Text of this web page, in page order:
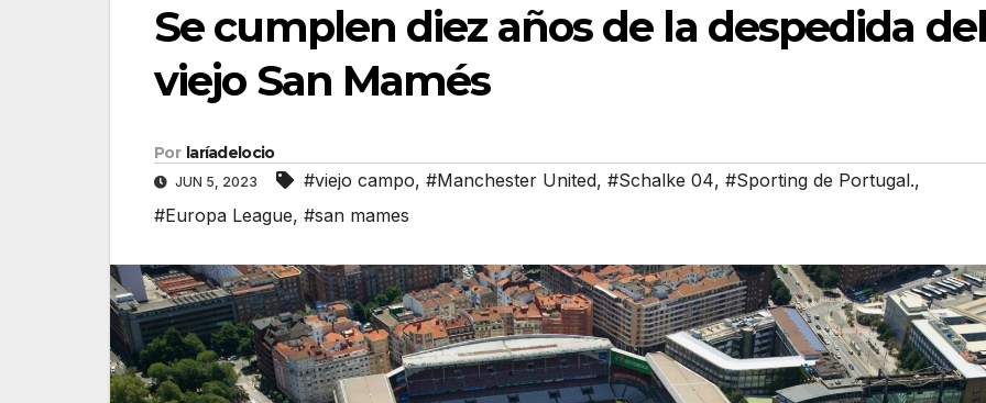
Se cumplen diez años de la despedida del
viejo San Mamés
Por laríadelocio
JUN 5, 2023 #viejo campo, #Manchester United, #Schalke 04, #Sporting de Portugal.,
#Europa League, #san mames